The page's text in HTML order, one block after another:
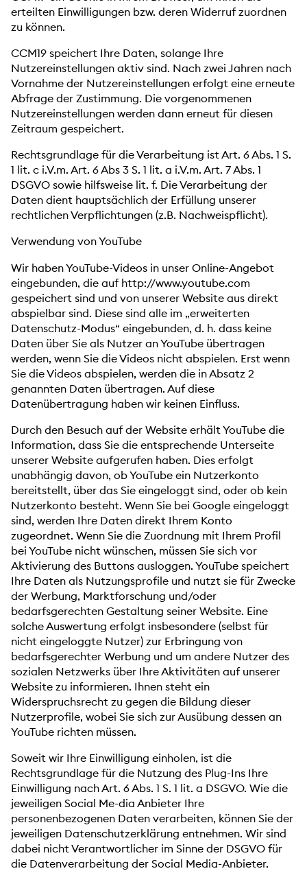
erteilten Einwilligungen bzw. deren Widerruf zuordnen
zu können.
CCM19 speichert Ihre Daten, solange Ihre
Nutzereinstellungen aktiv sind. Nach zwei Jahren nach
Vornahme der Nutzereinstellungen erfolgt eine erneute
Abfrage der Zustimmung. Die vorgenommenen
Nutzereinstellungen werden dann erneut für diesen
Zeitraum gespeichert.
Rechtsgrundlage für die Verarbeitung ist Art. 6 Abs. 1 S.
1 lit. c i.V.m. Art. 6 Abs 3 S. 1 lit. a i.V.m. Art. 7 Abs. 1
DSGVO sowie hilfsweise lit. f. Die Verarbeitung der
Daten dient hauptsächlich der Erfüllung unserer
rechtlichen Verpflichtungen (z.B. Nachweispflicht).
Verwendung von YouTube
Wir haben YouTube-Videos in unser Online-Angebot
eingebunden, die auf http://www.youtube.com
gespeichert sind und von unserer Website aus direkt
abspielbar sind. Diese sind alle im „erweiterten
Datenschutz-Modus“ eingebunden, d. h. dass keine
Daten über Sie als Nutzer an YouTube übertragen
werden, wenn Sie die Videos nicht abspielen. Erst wenn
Sie die Videos abspielen, werden die in Absatz 2
genannten Daten übertragen. Auf diese
Datenübertragung haben wir keinen Einfluss.
Durch den Besuch auf der Website erhält YouTube die
Information, dass Sie die entsprechende Unterseite
unserer Website aufgerufen haben. Dies erfolgt
unabhängig davon, ob YouTube ein Nutzerkonto
bereitstellt, über das Sie eingeloggt sind, oder ob kein
Nutzerkonto besteht. Wenn Sie bei Google eingeloggt
sind, werden Ihre Daten direkt Ihrem Konto
zugeordnet. Wenn Sie die Zuordnung mit Ihrem Profil
bei YouTube nicht wünschen, müssen Sie sich vor
Aktivierung des Buttons ausloggen. YouTube speichert
Ihre Daten als Nutzungsprofile und nutzt sie für Zwecke
der Werbung, Marktforschung und/oder
bedarfsgerechten Gestaltung seiner Website. Eine
solche Auswertung erfolgt insbesondere (selbst für
nicht eingeloggte Nutzer) zur Erbringung von
bedarfsgerechter Werbung und um andere Nutzer des
sozialen Netzwerks über Ihre Aktivitäten auf unserer
Website zu informieren. Ihnen steht ein
Widerspruchsrecht zu gegen die Bildung dieser
Nutzerprofile, wobei Sie sich zur Ausübung dessen an
YouTube richten müssen.
Soweit wir Ihre Einwilligung einholen, ist die
Rechtsgrundlage für die Nutzung des Plug-Ins Ihre
Einwilligung nach Art. 6 Abs. 1 S. 1 lit. a DSGVO. Wie die
jeweiligen Social Me-dia Anbieter Ihre
personenbezogenen Daten verarbeiten, können Sie der
jeweiligen Datenschutzerklärung entnehmen. Wir sind
dabei nicht Verantwortlicher im Sinne der DSGVO für
die Datenverarbeitung der Social Media-Anbieter.